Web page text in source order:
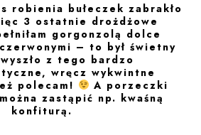
robienia bułeczek zabrakło
3 ostatnie drożdżowe
gorgonzolą dolce
– to był świetny
wyszło z tego bardzo
wręcz wykwintne
polecam!
A porzeczki
zastąpić np. kwaśną
konfiturą.